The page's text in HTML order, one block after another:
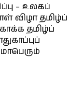
– உலகப்
விழா தமிழ்ப்
தமிழ்ப்